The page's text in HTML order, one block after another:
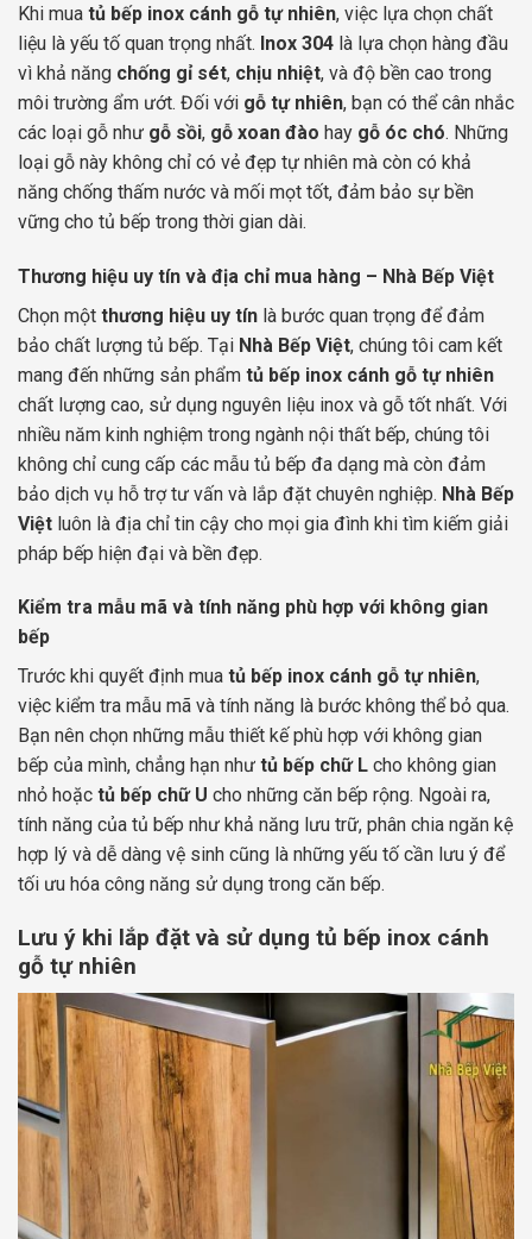
Khi mua tủ bếp inox cánh gỗ tự nhiên, việc lựa chọn chất
liệu là yếu tố quan trọng nhất. Inox 304 là lựa chọn hàng đầu
vì khả năng chống gỉ sét, chịu nhiệt, và độ bền cao trong
môi trường ẩm ướt. Đối với gỗ tự nhiên, bạn có thể cân nhắc
các loại gỗ như gỗ sồi, gỗ xoan đào hay gỗ óc chó. Những
loại gỗ này không chỉ có vẻ đẹp tự nhiên mà còn có khả
năng chống thấm nước và mối mọt tốt, đảm bảo sự bền
vững cho tủ bếp trong thời gian dài.
Thương hiệu uy tín và địa chỉ mua hàng – Nhà Bếp Việt
Chọn một thương hiệu uy tín là bước quan trọng để đảm
bảo chất lượng tủ bếp. Tại Nhà Bếp Việt, chúng tôi cam kết
mang đến những sản phẩm tủ bếp inox cánh gỗ tự nhiên
chất lượng cao, sử dụng nguyên liệu inox và gỗ tốt nhất. Với
nhiều năm kinh nghiệm trong ngành nội thất bếp, chúng tôi
không chỉ cung cấp các mẫu tủ bếp đa dạng mà còn đảm
bảo dịch vụ hỗ trợ tư vấn và lắp đặt chuyên nghiệp. Nhà Bếp
Việt luôn là địa chỉ tin cậy cho mọi gia đình khi tìm kiếm giải
pháp bếp hiện đại và bền đẹp.
Kiểm tra mẫu mã và tính năng phù hợp với không gian
bếp
Trước khi quyết định mua tủ bếp inox cánh gỗ tự nhiên,
việc kiểm tra mẫu mã và tính năng là bước không thể bỏ qua.
Bạn nên chọn những mẫu thiết kế phù hợp với không gian
bếp của mình, chẳng hạn như tủ bếp chữ L cho không gian
nhỏ hoặc tủ bếp chữ U cho những căn bếp rộng. Ngoài ra,
tính năng của tủ bếp như khả năng lưu trữ, phân chia ngăn kệ
hợp lý và dễ dàng vệ sinh cũng là những yếu tố cần lưu ý để
tối ưu hóa công năng sử dụng trong căn bếp.
Lưu ý khi lắp đặt và sử dụng tủ bếp inox cánh
gỗ tự nhiên